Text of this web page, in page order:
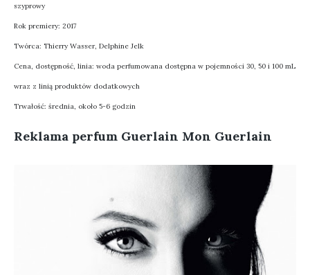
szyprowy
Rok premiery: 2017
Twórca: Thierry Wasser, Delphine Jelk
Cena, dostępność, linia: woda perfumowana dostępna w pojemności 30, 50 i 100 mL
wraz z linią produktów dodatkowych
Trwałość: średnia, około 5-6 godzin
Reklama perfum Guerlain Mon Guerlain